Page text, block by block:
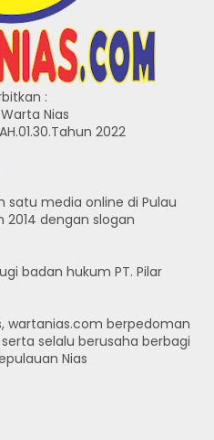
:
Nias
2022
satu media online di Pulau
2014 dengan slogan
badan hukum PT. Pilar
wartanias.com berpedoman
selalu berusaha berbagi
Nias